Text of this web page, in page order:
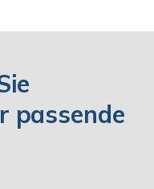
passende